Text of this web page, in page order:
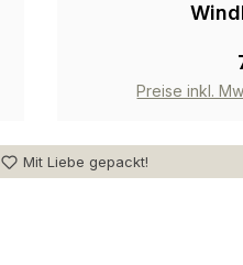
Preise inkl.
Mit Liebe gepackt!